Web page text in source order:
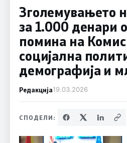
Зголемувањето
за 1.000 денари
помина на
социјална
демографија и
Редакција19.03.2026
СПОДЕЛИ: